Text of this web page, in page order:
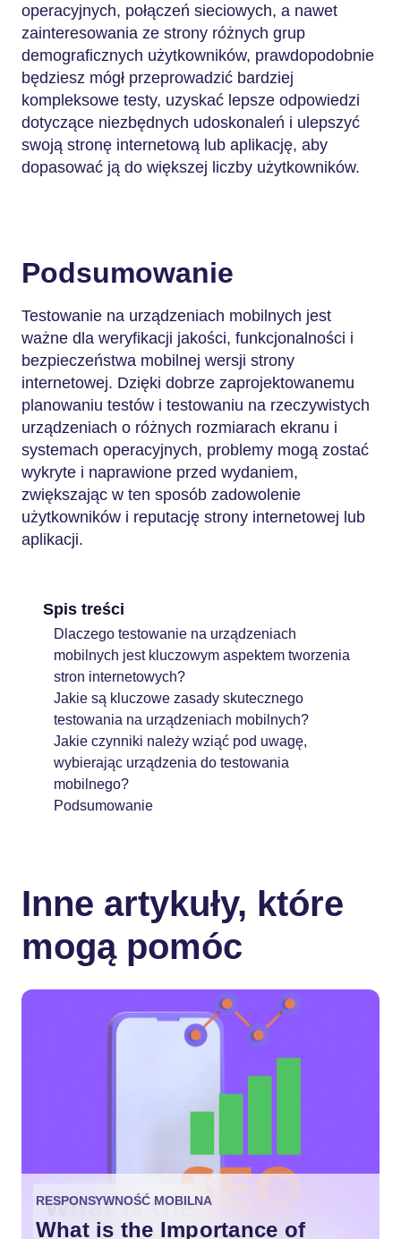
operacyjnych, połączeń sieciowych, a nawet
zainteresowania ze strony różnych grup
demograficznych użytkowników, prawdopodobnie
będziesz mógł przeprowadzić bardziej
kompleksowe testy, uzyskać lepsze odpowiedzi
dotyczące niezbędnych udoskonaleń i ulepszyć
swoją stronę internetową lub aplikację, aby
dopasować ją do większej liczby użytkowników.
Podsumowanie
Testowanie na urządzeniach mobilnych jest
ważne dla weryfikacji jakości, funkcjonalności i
bezpieczeństwa mobilnej wersji strony
internetowej. Dzięki dobrze zaprojektowanemu
planowaniu testów i testowaniu na rzeczywistych
urządzeniach o różnych rozmiarach ekranu i
systemach operacyjnych, problemy mogą zostać
wykryte i naprawione przed wydaniem,
zwiększając w ten sposób zadowolenie
użytkowników i reputację strony internetowej lub
aplikacji.
Spis treści
Dlaczego testowanie na urządzeniach
mobilnych jest kluczowym aspektem tworzenia
stron internetowych?
Jakie są kluczowe zasady skutecznego
testowania na urządzeniach mobilnych?
Jakie czynniki należy wziąć pod uwagę,
wybierając urządzenia do testowania
mobilnego?
Podsumowanie
Inne artykuły, które
mogą pomóc
RESPONSYWNOŚĆ MOBILNA
What is the Importance of